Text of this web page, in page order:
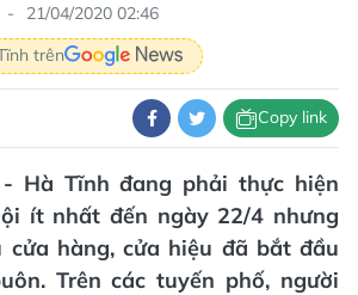
21/04/2020 02:46
trên
Copy link
- Hà Tĩnh đang phải thực hiện
ít nhất đến ngày 22/4 nhưng
cửa hàng, cửa hiệu đã bắt đầu
Trên các tuyến phố, người